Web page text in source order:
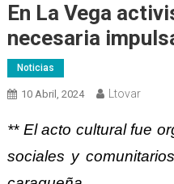
En La Vega
necesaria
Noticias
10 Abril, 2024 Ltovar
** El acto cultural fue
sociales y